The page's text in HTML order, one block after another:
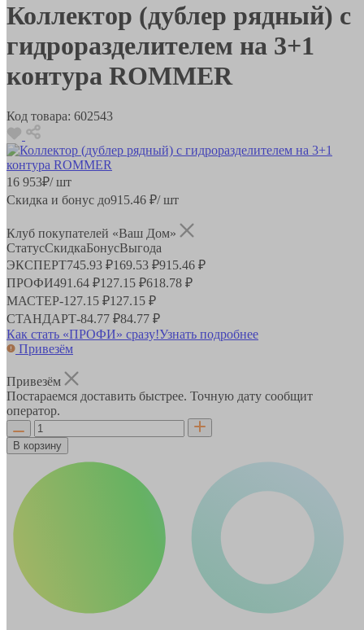
Коллектор (дублер рядный) с
гидроразделителем на 3+1
контура ROMMER
Код товара: 602543
16 953₽/ шт
Скидка и бонус до915.46 ₽/ шт
Клуб покупателей «Ваш Дом»
СтатусСкидкаБонусВыгода
ЭКСПЕРТ745.93 ₽169.53 ₽915.46 ₽
ПРОФИ491.64 ₽127.15 ₽618.78 ₽
МАСТЕР-127.15 ₽127.15 ₽
СТАНДАРТ-84.77 ₽84.77 ₽
Как стать «ПРОФИ» сразу!Узнать подробнее
Привезём
Привезём
Постараемся доставить быстрее. Точную дату сообщит
оператор.
В корзину